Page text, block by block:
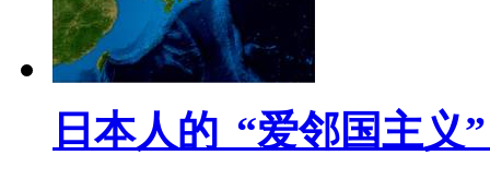
日本人的 “爱邻国主义